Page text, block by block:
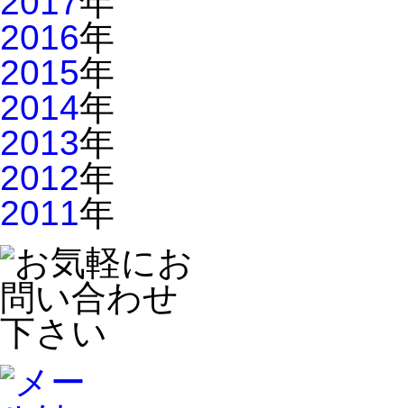
2016年
2015年
2014年
2013年
2012年
2011年